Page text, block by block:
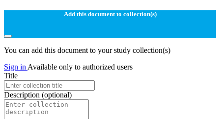
Add this document to collection(s)
You can add this document to your study collection(s)
Sign in Available only to authorized users
Title
Description (optional)